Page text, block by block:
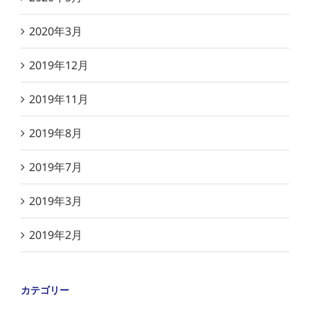
2020年3月
2019年12月
2019年11月
2019年8月
2019年7月
2019年3月
2019年2月
カテゴリー